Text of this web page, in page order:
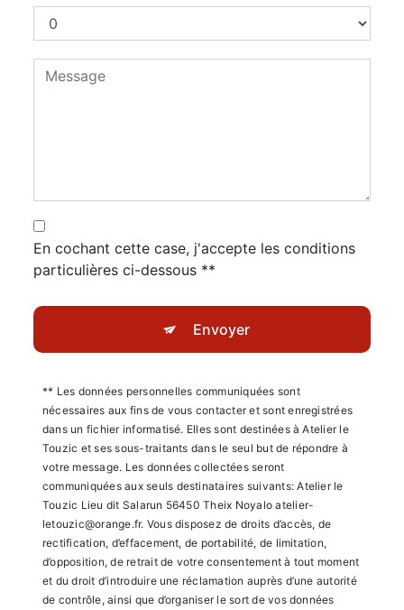
En cochant cette case, j'accepte les conditions
particulières ci-dessous **
Envoyer
** Les données personnelles communiquées sont
nécessaires aux fins de vous contacter et sont enregistrées
dans un fichier informatisé. Elles sont destinées à Atelier le
Touzic et ses sous-traitants dans le seul but de répondre à
votre message. Les données collectées seront
communiquées aux seuls destinataires suivants: Atelier le
Touzic Lieu dit Salarun 56450 Theix Noyalo atelier-
letouzic@orange.fr. Vous disposez de droits d’accès, de
rectification, d’effacement, de portabilité, de limitation,
d’opposition, de retrait de votre consentement à tout moment
et du droit d’introduire une réclamation auprès d’une autorité
de contrôle, ainsi que d’organiser le sort de vos données